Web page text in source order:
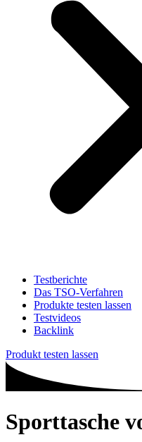
Testberichte
Das TSO-Verfahren
Produkte testen lassen
Testvideos
Backlink
Produkt testen lassen
Sporttasche